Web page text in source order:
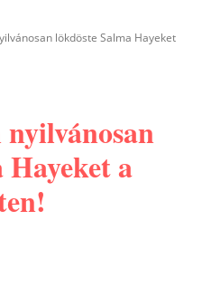
lökdöste Salma Hayeket
a